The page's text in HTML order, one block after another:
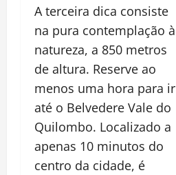
A terceira dica consiste
na pura contemplação à
natureza, a 850 metros
de altura. Reserve ao
menos uma hora para ir
até o Belvedere Vale do
Quilombo. Localizado a
apenas 10 minutos do
centro da cidade, é